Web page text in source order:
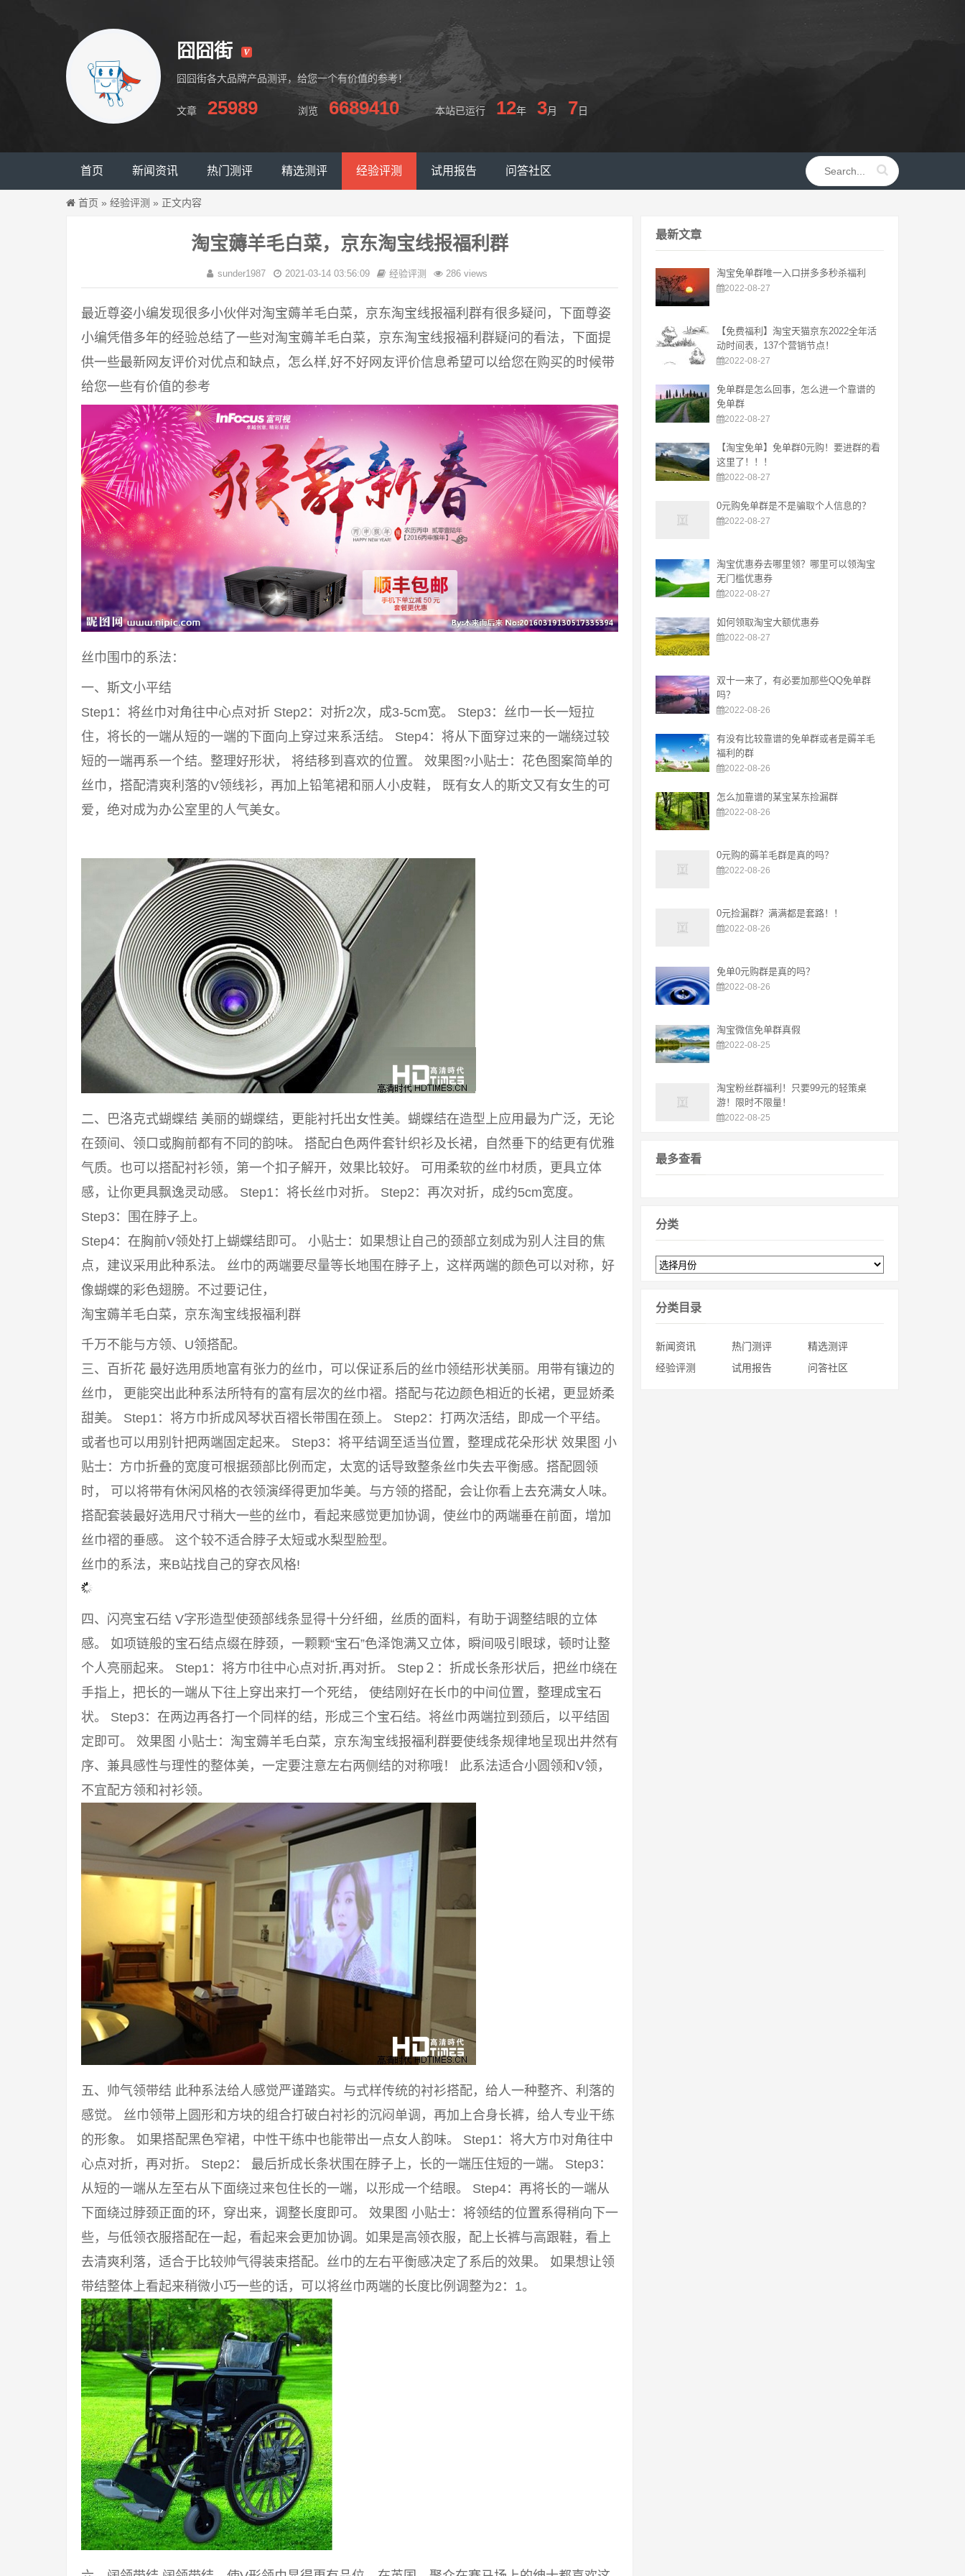
囧囧街
囧囧街各大品牌产品测评，给您一个有价值的参考！
文章 25989 浏览 6689410 本站已运行 12年 3月 7日
首页 新闻资讯 热门测评 精选测评 经验评测 试用报告 问答社区
首页 » 经验评测 » 正文内容
淘宝薅羊毛白菜，京东淘宝线报福利群
sunder1987 2021-03-14 03:56:09 经验评测 286 views
最近尊姿小编发现很多小伙伴对淘宝薅羊毛白菜，京东淘宝线报福利群有很多疑问，下面尊姿
小编凭借多年的经验总结了一些对淘宝薅羊毛白菜，京东淘宝线报福利群疑问的看法，下面提
供一些最新网友评价对优点和缺点，怎么样,好不好网友评价信息希望可以给您在购买的时候带
给您一些有价值的参考
丝巾围巾的系法：
一、斯文小平结
Step1：将丝巾对角往中心点对折 Step2：对折2次，成3-5cm宽。 Step3：丝巾一长一短拉
住，将长的一端从短的一端的下面向上穿过来系活结。 Step4：将从下面穿过来的一端绕过较
短的一端再系一个结。整理好形状， 将结移到喜欢的位置。 效果图?小贴士：花色图案简单的
丝巾，搭配清爽利落的V领线衫，再加上铅笔裙和丽人小皮鞋， 既有女人的斯文又有女生的可
爱，绝对成为办公室里的人气美女。
二、巴洛克式蝴蝶结 美丽的蝴蝶结，更能衬托出女性美。蝴蝶结在造型上应用最为广泛，无论
在颈间、领口或胸前都有不同的韵味。 搭配白色两件套针织衫及长裙，自然垂下的结更有优雅
气质。也可以搭配衬衫领，第一个扣子解开，效果比较好。 可用柔软的丝巾材质，更具立体
感，让你更具飘逸灵动感。 Step1：将长丝巾对折。 Step2：再次对折，成约5cm宽度。
Step3：围在脖子上。
Step4：在胸前V领处打上蝴蝶结即可。 小贴士：如果想让自己的颈部立刻成为别人注目的焦
点，建议采用此种系法。 丝巾的两端要尽量等长地围在脖子上，这样两端的颜色可以对称，好
像蝴蝶的彩色翅膀。不过要记住，
淘宝薅羊毛白菜，京东淘宝线报福利群
千万不能与方领、U领搭配。
三、百折花 最好选用质地富有张力的丝巾，可以保证系后的丝巾领结形状美丽。用带有镶边的
丝巾， 更能突出此种系法所特有的富有层次的丝巾褶。搭配与花边颜色相近的长裙，更显娇柔
甜美。 Step1：将方巾折成风琴状百褶长带围在颈上。 Step2：打两次活结，即成一个平结。
或者也可以用别针把两端固定起来。 Step3：将平结调至适当位置，整理成花朵形状 效果图 小
贴士：方巾折叠的宽度可根据颈部比例而定，太宽的话导致整条丝巾失去平衡感。搭配圆领
时， 可以将带有休闲风格的衣领演绎得更加华美。与方领的搭配，会让你看上去充满女人味。
搭配套装最好选用尺寸稍大一些的丝巾，看起来感觉更加协调，使丝巾的两端垂在前面，增加
丝巾褶的垂感。 这个较不适合脖子太短或水梨型脸型。
丝巾的系法，来B站找自己的穿衣风格!
四、闪亮宝石结 V字形造型使颈部线条显得十分纤细，丝质的面料，有助于调整结眼的立体
感。 如项链般的宝石结点缀在脖颈，一颗颗“宝石”色泽饱满又立体，瞬间吸引眼球，顿时让整
个人亮丽起来。 Step1：将方巾往中心点对折,再对折。 Step２：折成长条形状后，把丝巾绕在
手指上，把长的一端从下往上穿出来打一个死结， 使结刚好在长巾的中间位置，整理成宝石
状。 Step3：在两边再各打一个同样的结，形成三个宝石结。将丝巾两端拉到颈后，以平结固
定即可。 效果图 小贴士：淘宝薅羊毛白菜，京东淘宝线报福利群要使线条规律地呈现出井然有
序、兼具感性与理性的整体美，一定要注意左右两侧结的对称哦！ 此系法适合小圆领和V领，
不宜配方领和衬衫领。
五、帅气领带结 此种系法给人感觉严谨踏实。与式样传统的衬衫搭配，给人一种整齐、利落的
感觉。 丝巾领带上圆形和方块的组合打破白衬衫的沉闷单调，再加上合身长裤，给人专业干练
的形象。 如果搭配黑色窄裙，中性干练中也能带出一点女人韵味。 Step1：将大方巾对角往中
心点对折，再对折。 Step2： 最后折成长条状围在脖子上，长的一端压住短的一端。 Step3：
从短的一端从左至右从下面绕过来包住长的一端，以形成一个结眼。 Step4：再将长的一端从
下面绕过脖颈正面的环，穿出来，调整长度即可。 效果图 小贴士：将领结的位置系得稍向下一
些，与低领衣服搭配在一起，看起来会更加协调。如果是高领衣服，配上长裤与高跟鞋，看上
去清爽利落，适合于比较帅气得装束搭配。丝巾的左右平衡感决定了系后的效果。 如果想让领
带结整体上看起来稍微小巧一些的话，可以将丝巾两端的长度比例调整为2：1。
最新文章
淘宝免单群唯一入口拼多多秒杀福利
2022-08-27
【免费福利】淘宝天猫京东2022全年活
动时间表，137个营销节点！
2022-08-27
免单群是怎么回事，怎么进一个靠谱的
免单群
2022-08-27
【淘宝免单】免单群0元购！要进群的看
这里了！！！
2022-08-27
0元购免单群是不是骗取个人信息的？
2022-08-27
淘宝优惠券去哪里领？哪里可以领淘宝
无门槛优惠券
2022-08-27
如何领取淘宝大额优惠券
2022-08-27
双十一来了，有必要加那些QQ免单群
吗？
2022-08-26
有没有比较靠谱的免单群或者是薅羊毛
福利的群
2022-08-26
怎么加靠谱的某宝某东捡漏群
2022-08-26
0元购的薅羊毛群是真的吗？
2022-08-26
0元捡漏群？满满都是套路！！
2022-08-26
免单0元购群是真的吗？
2022-08-26
淘宝微信免单群真假
2022-08-25
淘宝粉丝群福利！只要99元的轻策桌
游！限时不限量！
2022-08-25
最多查看
分类
分类目录
新闻资讯 热门测评
精选测评
经验评测
试用报告 问答社区